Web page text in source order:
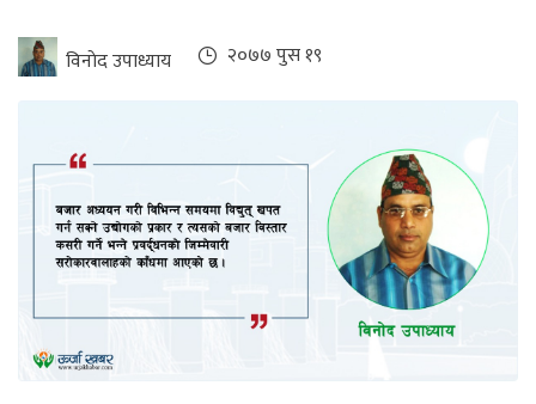
इभी
बैंक
पर्यटन
भिडियो
छापा
खोज
विनाेद उपाध्याय २०७७ पुस १९